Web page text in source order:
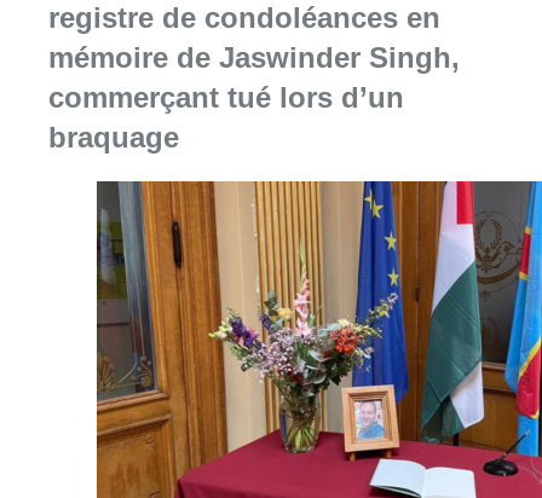
registre de condoléances en
mémoire de Jaswinder Singh,
commerçant tué lors d’un
braquage